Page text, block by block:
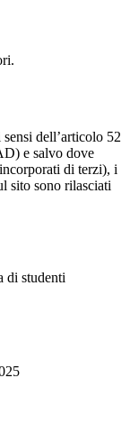
dell’articolo 52
e salvo dove
di terzi), i
sito sono rilasciati
di studenti